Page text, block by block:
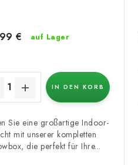
auf Lager
€
IN DEN KORB
Sie eine großartige Indoor-
mit unserer kompletten
die perfekt für Ihre...